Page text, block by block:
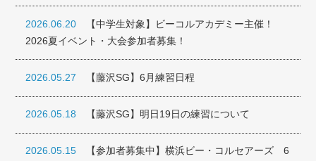
2026.06.20
【中学生対象】ビーコルアカデミー主催！
2026夏イベント・大会参加者募集！
2026.05.27 【藤沢SG】6月練習日程
2026.05.18 【藤沢SG】明日19日の練習について
2026.05.15
【参加者募集中】横浜ビー・コルセアーズ 6